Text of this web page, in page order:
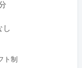
し
ト制